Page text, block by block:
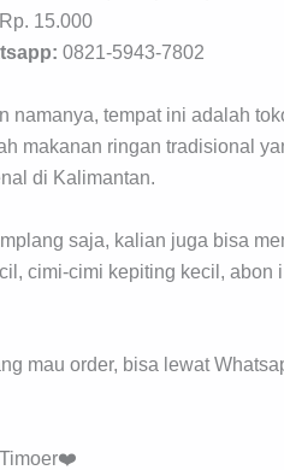
Rp. 15.000
0821-5943-7802
namanya, tempat ini adalah
makanan ringan tradisional
di Kalimantan.
saja, kalian juga bisa
cimi-cimi kepiting kecil, abon
mau order, bisa lewat